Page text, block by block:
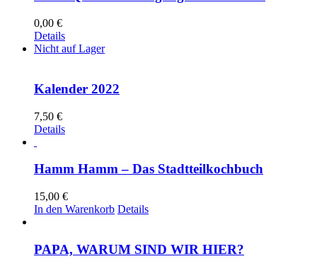
0,00 €
Details
Nicht auf Lager
Kalender 2022
7,50 €
Details
Hamm Hamm – Das Stadtteilkochbuch
15,00 €
In den Warenkorb Details
PAPA, WARUM SIND WIR HIER?